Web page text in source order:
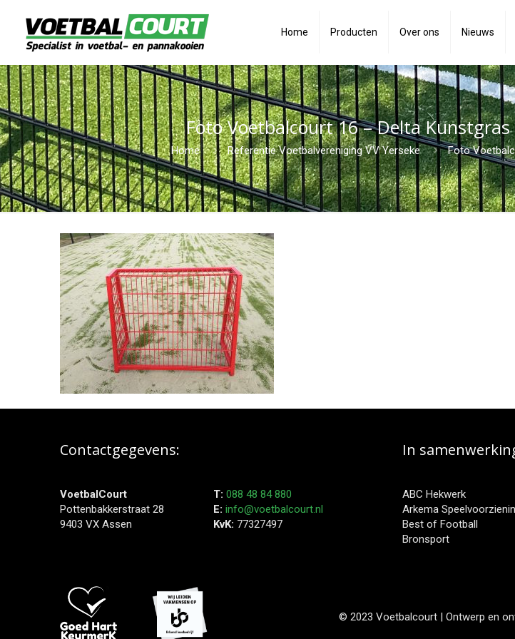
Home Producten Over ons Nieuws
Foto Voetbalcourt 16 – Delta
Home Referentie Voetbalvereniging VV Yerseke Foto
Contactgegevens:
VoetbalCourt
Pottenbakkerstraat 28
9403 VX Assen
T: 088 48 84 880
E: info@voetbalcourt.nl
KvK: 77327497
In
ABC Hekwerk
Arkema
Best of Football
Bronsport
© 2023 Voetbalcourt | Ontwerp en